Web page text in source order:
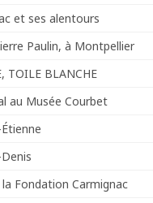
et ses alentours
Paulin, à Montpellier
TOILE BLANCHE
au Musée Courbet
Fondation Carmignac